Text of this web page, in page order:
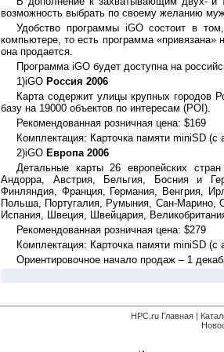
возможность выбрать по своему желанию
Удобство программы iGO состоит в
компьютере, то есть программа «привязана»
она продается.
Программа iGO будет доступна на
1)iGO Россия 2006
Карта содержит улицы крупных городов
базу на 19000 объектов по интересам (POI).
Рекомендованная розничная цена: $169
Комплектация: Карточка памяти miniSD (с
2)iGO Европа 2006
Детальные карты 26 европейских
Андорра, Австрия, Бельгия, Босния и
Финляндия, Франция, Германия, Венгрия,
Польша, Португалия, Румыния, Сан-Марино,
Испания, Швеция, Швейцария,
Рекомендованная розничная цена: $279
Комплектация: Карточка памяти miniSD (с
Ориентировочное начало продаж – 1
HPC.ru Главная